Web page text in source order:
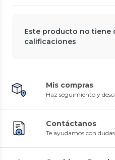
Este producto no tiene
calificaciones
Mis compras
Haz seguimiento y
Contáctanos
Te ayudamos con